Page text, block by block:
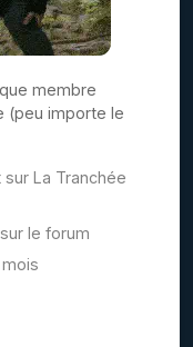
membre
(peu importe le
La Tranchée
le forum